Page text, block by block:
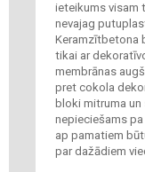
ieteikums visam
nevajag
Keramzītbetona
tikai ar
membrānas
pret cokola
bloki mitruma un
nepieciešams
ap pamatiem
par dažādiem